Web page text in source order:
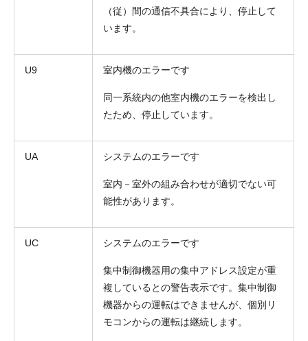
（従）間の通信不具合により、停止して
います。
U9 室内機のエラーです
同一系統内の他室内機のエラーを検出し
たため、停止しています。
UA システムのエラーです
室内－室外の組み合わせが適切でない可
能性があります。
UC システムのエラーです
集中制御機器用の集中アドレス設定が重
複しているとの警告表示です。集中制御
機器からの運転はできませんが、個別リ
モコンからの運転は継続します。